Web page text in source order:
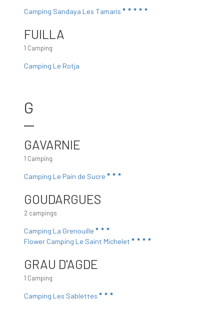
Camping Sandaya Les Tamaris
FUILLA
1 Camping
Camping Le Rotja
G
GAVARNIE
1 Camping
Camping Le Pain de Sucre
GOUDARGUES
2 campings
Camping La Grenouille
Flower Camping Le Saint Michelet
GRAU D'AGDE
1 Camping
Camping Les Sablettes